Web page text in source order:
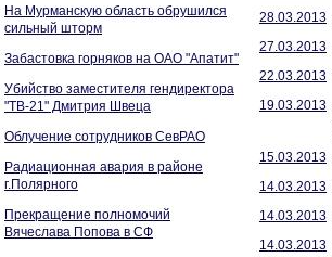
На Мурманскую область обрушился
сильный шторм
Забастовка горняков на ОАО "Апатит"
Убийство заместителя гендиректора
"ТВ-21" Дмитрия Швеца
Облучение сотрудников СевРАО
Радиационная авария в районе
г.Полярного
Прекращение полномочий
Вячеслава Попова в СФ
28.03.2013
27.03.2013
22.03.2013
19.03.2013
15.03.2013
14.03.2013
14.03.2013
14.03.2013